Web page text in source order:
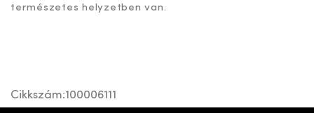
természetes helyzetben van.
Cikkszám:100006111